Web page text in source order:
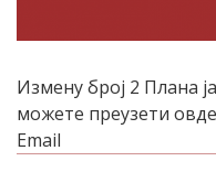
Измену број 2 Плана
можете преузети
Email